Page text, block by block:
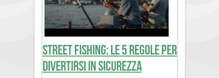
Street Fishing: le 5 regole per
divertirsi in sicurezza